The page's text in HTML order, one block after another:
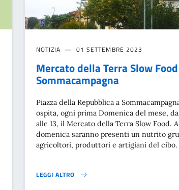
NOTIZIA 01 SETTEMBRE 2023
Mercato della Terra Slow
Sommacampagna
Piazza della Repubblica a
ospita, ogni prima Domenica del mese,
alle 13, il Mercato della Terra Slow Food.
domenica saranno presenti un nutrito
agricoltori, produttori e artigiani del cibo.
LEGGI ALTRO
MERCATO DELLA TERRA SLOW FOOD -